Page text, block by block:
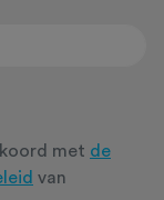
met de
van